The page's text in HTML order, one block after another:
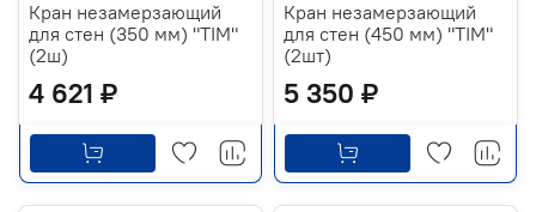
Кран незамерзающий
для стен (350 мм) "TIM"
(2ш)
4 621 ₽
Кран незамерзающий
для стен (450 мм) "TIM"
(2шт)
5 350 ₽